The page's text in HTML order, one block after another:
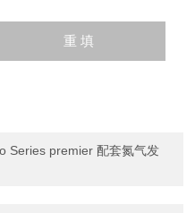
Series premier 配套氮气发